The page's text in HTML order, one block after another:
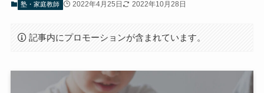
塾・家庭教師 2022年4月25日 2022年10月28日
記事内にプロモーションが含まれています。